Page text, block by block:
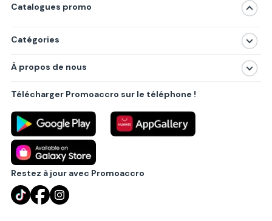
Catalogues promo
Catégories
Produits
Villes principales
À propos de nous
Politique de confidentialité
Règlements
Partenariat B2B
Blog
Contact
Télécharger Promoaccro sur le téléphone !
Restez à jour avec Promoaccro